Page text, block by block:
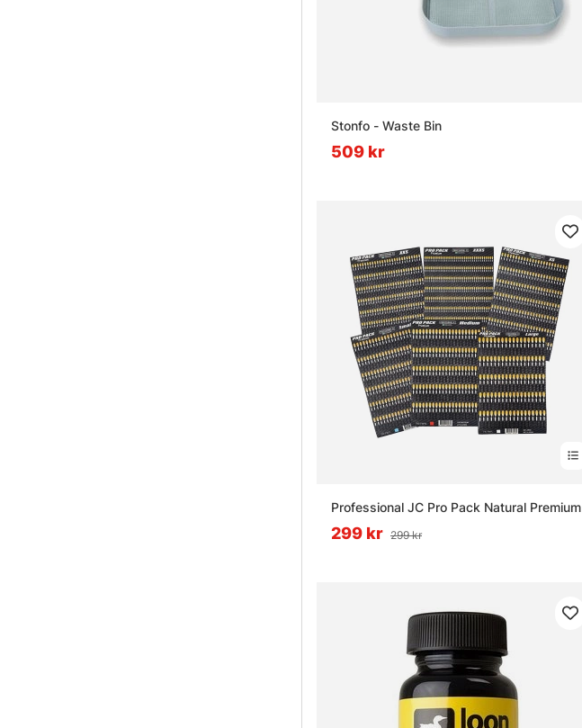
Stonfo - Waste Bin
509 kr
Professional JC Pro Pack Natural Premium
299 kr 299 kr